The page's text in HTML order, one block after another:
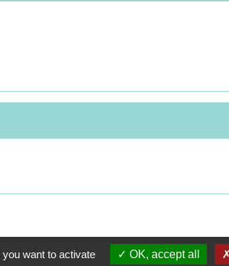
want to activate OK, accept all